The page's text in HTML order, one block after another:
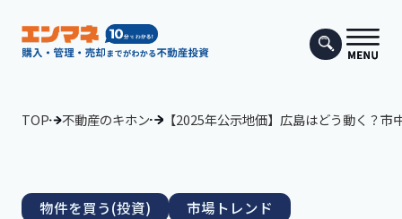
TOP 不動産のキホン 【2025年公示地価】広島はどう動く？市
物件を買う(投資) 市場トレンド